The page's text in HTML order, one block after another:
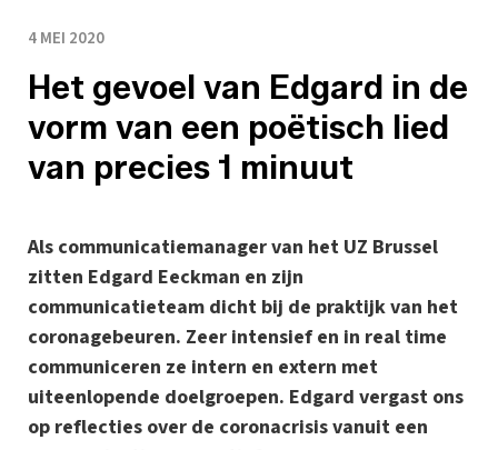
4 MEI 2020
Het gevoel van Edgard in de
vorm van een poëtisch lied
van precies 1 minuut
Als communicatiemanager van het UZ Brussel​
zitten Edgard Eeckman en zijn
communicatieteam dicht bij de praktijk van het
coronagebeuren. Zeer intensief en in real time
communiceren ze intern en extern met
uiteenlopende doelgroepen. Edgard vergast ons
op reflecties over de coronacrisis vanuit een